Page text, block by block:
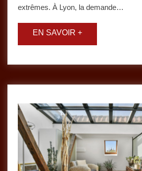
extrêmes. À Lyon, la demande…